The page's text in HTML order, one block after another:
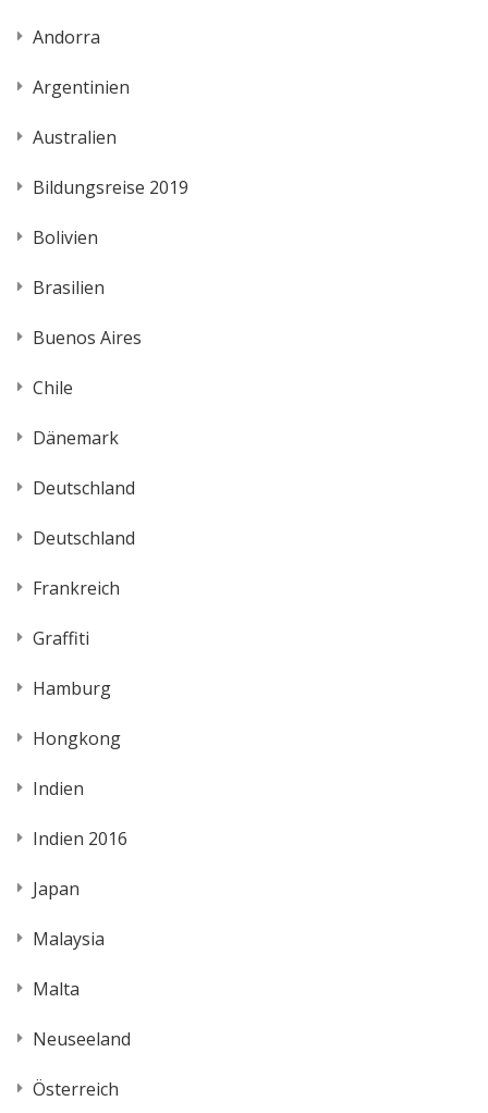
Andorra
Argentinien
Australien
Bildungsreise 2019
Bolivien
Brasilien
Buenos Aires
Chile
Dänemark
Deutschland
Deutschland
Frankreich
Graffiti
Hamburg
Hongkong
Indien
Indien 2016
Japan
Malaysia
Malta
Neuseeland
Österreich